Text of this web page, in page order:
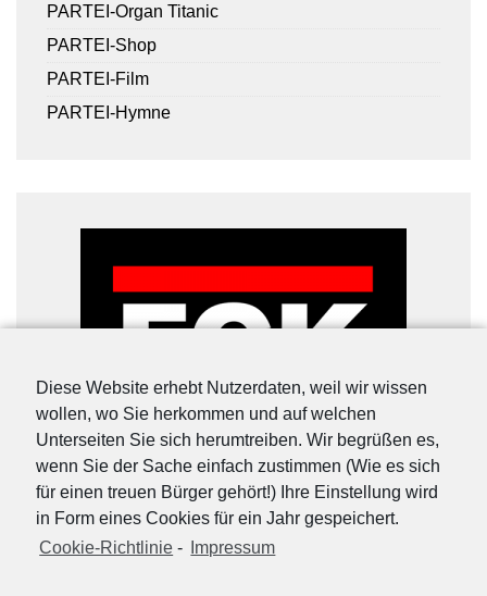
Diese Website erhebt Nutzerdaten, weil wir wissen
wollen, wo Sie herkommen und auf welchen
Unterseiten Sie sich herumtreiben. Wir begrüßen es,
wenn Sie der Sache einfach zustimmen (Wie es sich
für einen treuen Bürger gehört!) Ihre Einstellung wird
in Form eines Cookies für ein Jahr gespeichert.
Cookie-Richtlinie - Impressum
PARTEI-Organ Titanic
PARTEI-Shop
PARTEI-Film
PARTEI-Hymne